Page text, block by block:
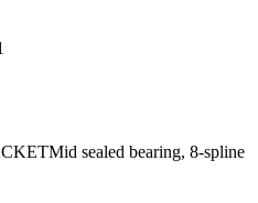
Mid sealed bearing, 8-spline